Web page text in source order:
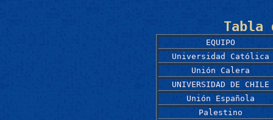
Tabla
EQUIPO
Universidad Católica
Unión Calera
UNIVERSIDAD DE CHILE
Unión Española
Palestino